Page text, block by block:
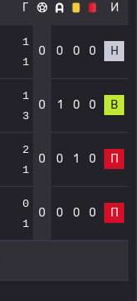
Г И
1
1
0 0 0 0 Н
1
3
0 1 0 0 В
2
1
0 0 1 0 П
0
1
0 0 0 0 П